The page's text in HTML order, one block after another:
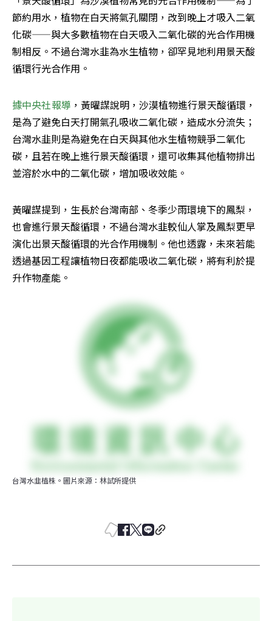
節約用水，植物在白天將氣孔關閉，改到晚上才吸入二氧
化碳——與大多數植物在白天吸入二氧化碳的光合作用機
制相反。不過台灣水韭為水生植物，卻罕見地利用景天酸
循環行光合作用。
據中央社報導 ，黃曜謀說明，沙漠植物進行景天酸循環，
是為了避免白天打開氣孔吸收二氧化碳，造成水分流失；
台灣水韭則是為避免在白天與其他水生植物競爭二氧化
碳，且若在晚上進行景天酸循環，還可收集其他植物排出
並溶於水中的二氧化碳，增加吸收效能。
黃曜謀提到，生長於台灣南部、冬季少雨環境下的鳳梨，
也會進行景天酸循環，不過台灣水韭較仙人掌及鳳梨更早
演化出景天酸循環的光合作用機制。他也透露，未來若能
透過基因工程讓植物日夜都能吸收二氧化碳，將有利於提
升作物產能。
台灣水韭植株。圖片來源：林試所提供